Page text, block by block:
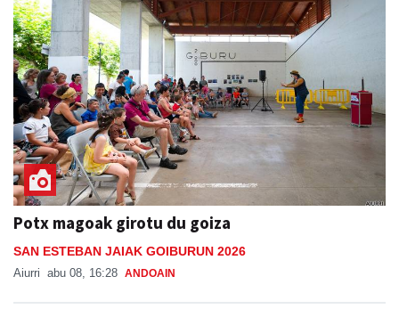
Potx magoak girotu du goiza
SAN ESTEBAN JAIAK GOIBURUN 2026
Aiurri abu 08, 16:28 ANDOAIN